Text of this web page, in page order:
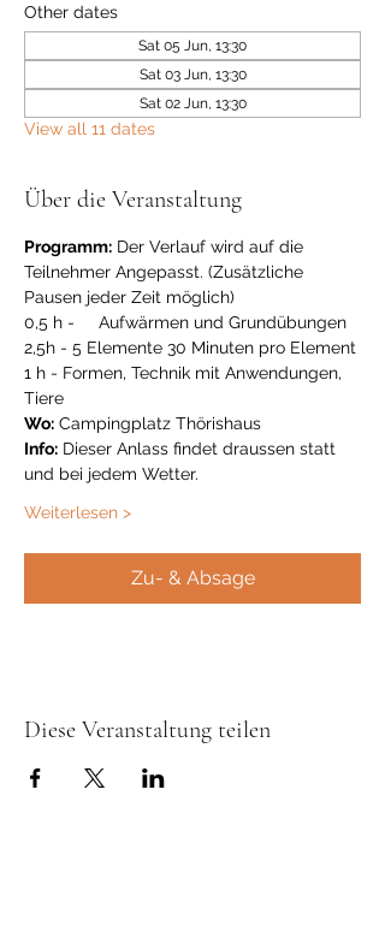
Other dates
Sat 05 Jun, 13:30
Sat 03 Jun, 13:30
Sat 02 Jun, 13:30
View all 11 dates
Über die Veranstaltung
Programm: Der Verlauf wird auf die
Teilnehmer Angepasst. (Zusätzliche
Pausen jeder Zeit möglich)
0,5 h -     Aufwärmen und Grundübungen
2,5h - 5 Elemente 30 Minuten pro Element
1 h - Formen, Technik mit Anwendungen,
Tiere
Wo: Campingplatz Thörishaus
Info: Dieser Anlass findet draussen statt
und bei jedem Wetter.
Weiterlesen >
Zu- & Absage
Diese Veranstaltung teilen